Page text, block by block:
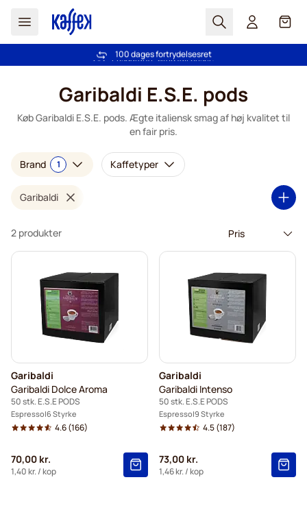
Søg Cart
Fri fragt ved køb over 349 kr.
100 dages fortrydelsesret
Garibaldi E.S.E. pods
Køb Garibaldi E.S.E. pods. Ægte italiensk smag af høj kvalitet til
en fair pris.
Brand 1 Kaffetyper
Garibaldi
2 produkter
Garibaldi
Garibaldi Dolce Aroma
50 stk. E.S.E PODS
Espresso 6 Styrke
4.6(166)
70,00 kr.
1,40 kr./ kop
Garibaldi
Garibaldi Intenso
50 stk. E.S.E PODS
Espresso 9 Styrke
4.5(187)
73,00 kr.
1,46 kr./ kop